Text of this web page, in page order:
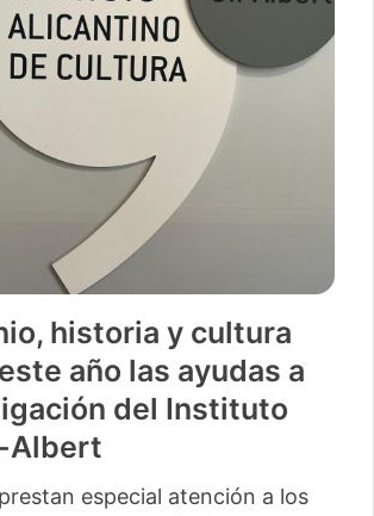
historia y cultura
año las ayudas a
del Instituto
Albert
especial atención a los